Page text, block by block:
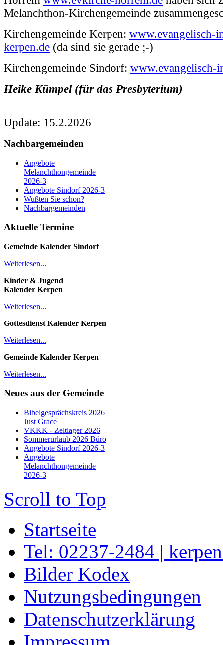
Melanchthon-Kirchengemeinde
Kirchengemeinde Kerpen: www.evangelisch-
kerpen.de (da sind sie gerade ;-)
Kirchengemeinde Sindorf: www.evangelisch-
Heike Kümpel (für das Presbyterium)
Update: 15.2.2026
Nachbargemeinden
Angebote
Melanchthongemeinde
2026-3
Angebote Sindorf 2026-3
Wußten Sie schon?
Nachbargemeinden
Aktuelle Termine
Gemeinde Kalender Sindorf
Weiterlesen...
Kinder & Jugend
Kalender Kerpen
Weiterlesen...
Gottesdienst Kalender Kerpen
Weiterlesen...
Gemeinde Kalender Kerpen
Weiterlesen...
Neues aus der Gemeinde
Bibelgesprächskreis 2026
Just Grace
VKKK - Zeltlager 2026
Sommerurlaub 2026 Büro
Angebote Sindorf 2026-3
Angebote
Melanchthongemeinde
2026-3
Scroll to Top
Startseite
Tel: 02237-2484 |
Bilder Kodex
Nutzungsbedingungen
Datenschutzerklärung